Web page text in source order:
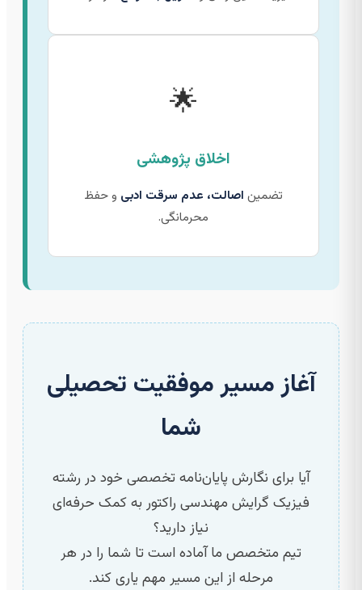
🌟
اخلاق پژوهشی
تضمین اصالت، عدم سرقت ادبی و حفظ
محرمانگی.
آغاز مسیر موفقیت تحصیلی
شما
آیا برای نگارش پایان‌نامه تخصصی خود در رشته
فیزیک گرایش مهندسی راکتور به کمک حرفه‌ای
نیاز دارید؟
تیم متخصص ما آماده است تا شما را در هر
مرحله از این مسیر مهم یاری کند.